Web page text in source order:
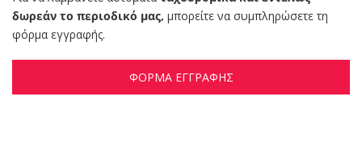
δωρεάν το περιοδικό μας, μπορείτε να συμπληρώσετε τη
φόρμα εγγραφής.
ΦΟΡΜΑ ΕΓΓΡΑΦΗΣ